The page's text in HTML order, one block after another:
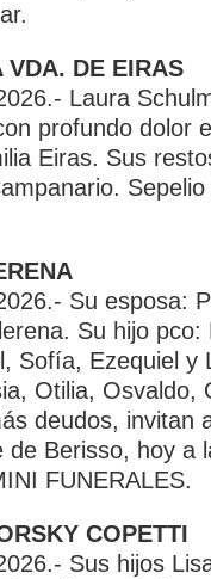
VDA. DE EIRAS
Laura
profundo dolor
Eiras. Sus
Su esposa:
Su hijo
Sofía, Ezequiel y
Otilia, Osvaldo,
deudos, invitan
Berisso, hoy a
FUNERALES.
COPETTI
Sus hijos